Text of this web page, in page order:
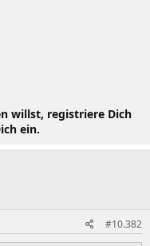
willst, registriere Dich
ein.
#10.382